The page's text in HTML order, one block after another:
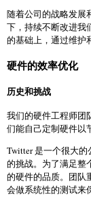
随着公司的战略发展
下，持续不断改进我
的基础上，通过维护
硬件的效率优化
历史和挑战
我们的硬件工程师团
们能自己定制硬件以
Twitter 是一个很大
的挑战。为了满足整
的硬件的品质。团队
会做系统性的测试来